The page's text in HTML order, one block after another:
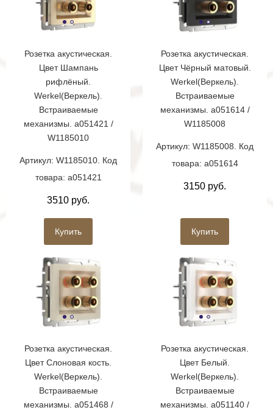
Розетка акустическая.
Цвет Шампань
рифлёный.
Werkel(Веркель).
Встраиваемые
механизмы. a051421 /
W1185010
Артикул: W1185010. Код
товара: a051421
3510 руб.
Купить
Розетка акустическая.
Цвет Чёрный матовый.
Werkel(Веркель).
Встраиваемые
механизмы. a051614 /
W1185008
Артикул: W1185008. Код
товара: a051614
3150 руб.
Купить
Розетка акустическая.
Цвет Слоновая кость.
Werkel(Веркель).
Встраиваемые
механизмы. a051468 /
Розетка акустическая.
Цвет Белый.
Werkel(Веркель).
Встраиваемые
механизмы. a051140 /